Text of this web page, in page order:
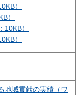
）
）
）
）
地域貢献の実績（ワ